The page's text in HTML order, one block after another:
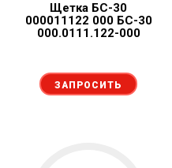
Щетка БС-30
000011122 000 БС-30
000.0111.122-000
ЗАПРОСИТЬ